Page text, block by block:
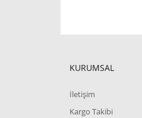
KURUMSAL
İletişim
Kargo Takibi